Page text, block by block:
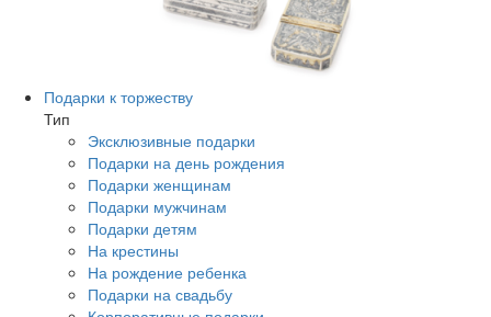
Подарки к торжеству
Тип
Эксклюзивные подарки
Подарки на день рождения
Подарки женщинам
Подарки мужчинам
Подарки детям
На крестины
На рождение ребенка
Подарки на свадьбу